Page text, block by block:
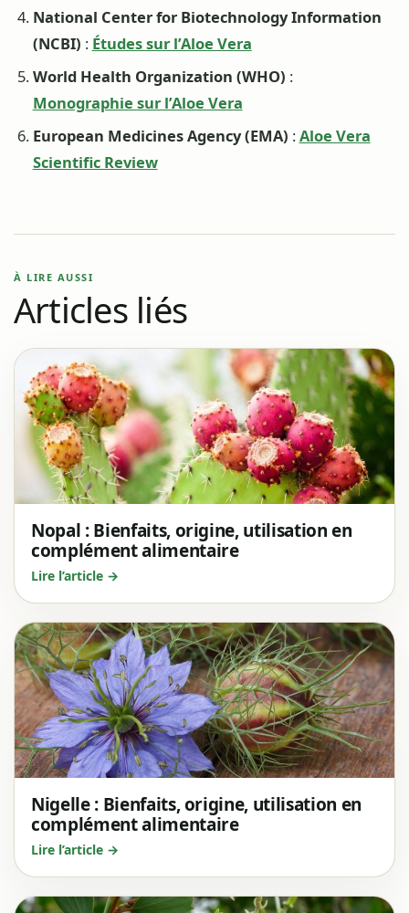
National Center for Biotechnology Information
(NCBI) : Études sur l’Aloe Vera
World Health Organization (WHO) :
Monographie sur l’Aloe Vera
European Medicines Agency (EMA) :Aloe Vera
Scientific Review
À LIRE AUSSI
Articles liés
Nopal : Bienfaits, origine, utilisation en
complément alimentaire
Lire l’article →
Nigelle : Bienfaits, origine, utilisation en
complément alimentaire
Lire l’article →